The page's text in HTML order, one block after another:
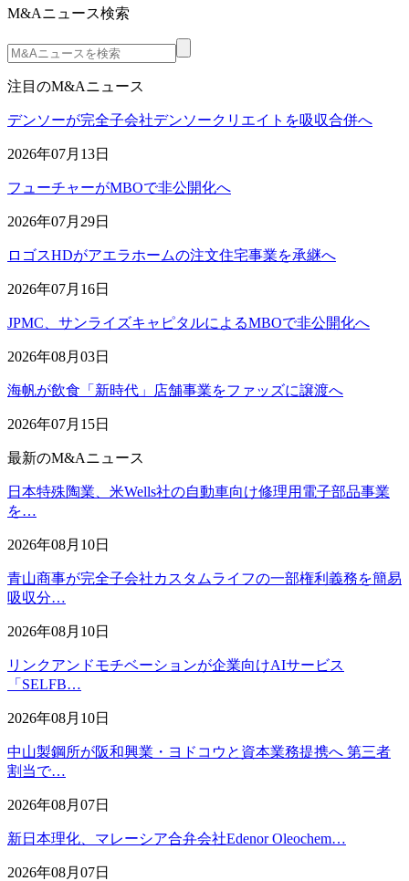
M&Aニュース検索
注目のM&Aニュース
デンソーが完全子会社デンソークリエイトを吸収合併へ
2026年07月13日
フューチャーがMBOで非公開化へ
2026年07月29日
ロゴスHDがアエラホームの注文住宅事業を承継へ
2026年07月16日
JPMC、サンライズキャピタルによるMBOで非公開化へ
2026年08月03日
海帆が飲食「新時代」店舗事業をファッズに譲渡へ
2026年07月15日
最新のM&Aニュース
日本特殊陶業、米Wells社の自動車向け修理用電子部品事業
を…
2026年08月10日
青山商事が完全子会社カスタムライフの一部権利義務を簡易
吸収分…
2026年08月10日
リンクアンドモチベーションが企業向けAIサービス
「SELFB…
2026年08月10日
中山製鋼所が阪和興業・ヨドコウと資本業務提携へ 第三者
割当で…
2026年08月07日
新日本理化、マレーシア合弁会社Edenor Oleochem…
2026年08月07日